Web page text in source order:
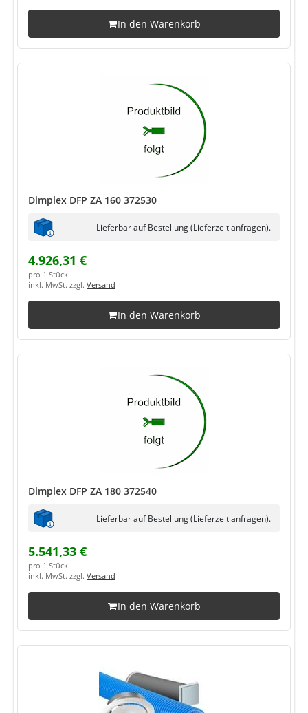
In den Warenkorb
Dimplex DFP ZA 160 372530
Lieferbar auf Bestellung (Lieferzeit anfragen).
4.926,31 €
pro 1 Stück
inkl. MwSt. zzgl. Versand
In den Warenkorb
Dimplex DFP ZA 180 372540
Lieferbar auf Bestellung (Lieferzeit anfragen).
5.541,33 €
pro 1 Stück
inkl. MwSt. zzgl. Versand
In den Warenkorb